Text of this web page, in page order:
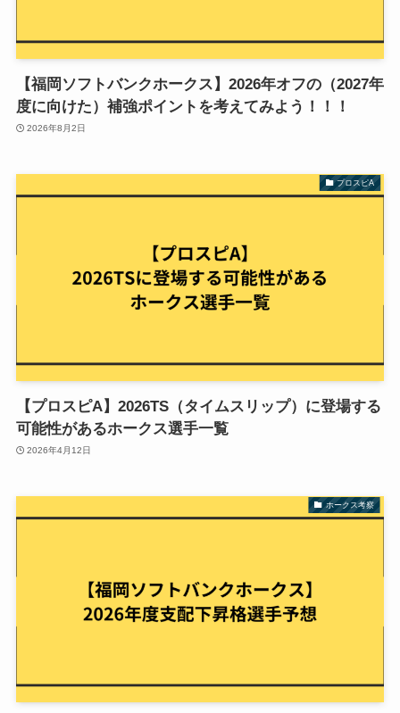
【福岡ソフトバンクホークス】2026年オフの（2027年
度に向けた）補強ポイントを考えてみよう！！！
2026年8月2日
プロスピA
【プロスピA】2026TS（タイムスリップ）に登場する
可能性があるホークス選手一覧
2026年4月12日
ホークス考察